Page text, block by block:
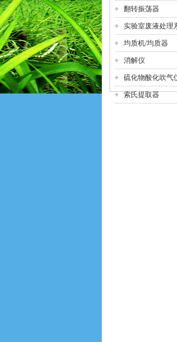
翻转振荡器
实验室废液处理
均质机/均质器
消解仪
硫化物酸化吹气
索氏提取器